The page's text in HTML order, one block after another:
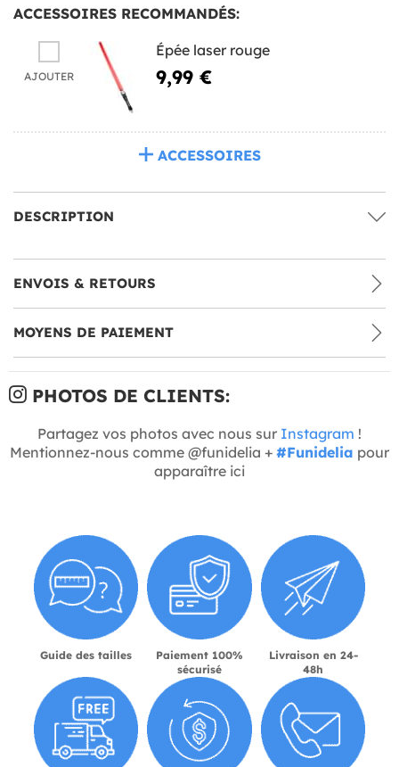
ACCESSOIRES RECOMMANDÉS:
AJOUTER
Épée laser rouge
9,99 €
ACCESSOIRES
DESCRIPTION
ENVOIS & RETOURS
MOYENS DE PAIEMENT
PHOTOS DE CLIENTS:
Partagez vos photos avec nous sur Instagram !
Mentionnez-nous comme @funidelia + #Funidelia pour
apparaître ici
Guide des tailles
Paiement 100%
sécurisé
Livraison en 24-
48h